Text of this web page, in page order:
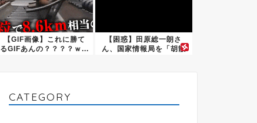
【GIF画像】これに勝て
るGIFあんの？？？？ｗ...
【困惑】田原総一朗さ
ん、国家情報局を「胡散
CATEGORY